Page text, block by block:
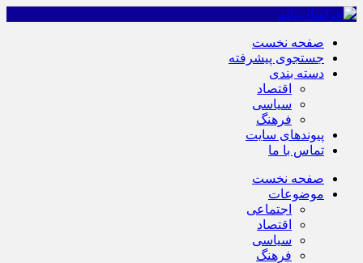
صفحه نخست
جستجوی پیشرفته
دسته بندی
اقتصاد
سیاسی
فرهنگ
پیوندهای سایت
تماس با ما
صفحه نخست
موضوعات
اجتماعی
اقتصاد
سیاسی
فرهنگ